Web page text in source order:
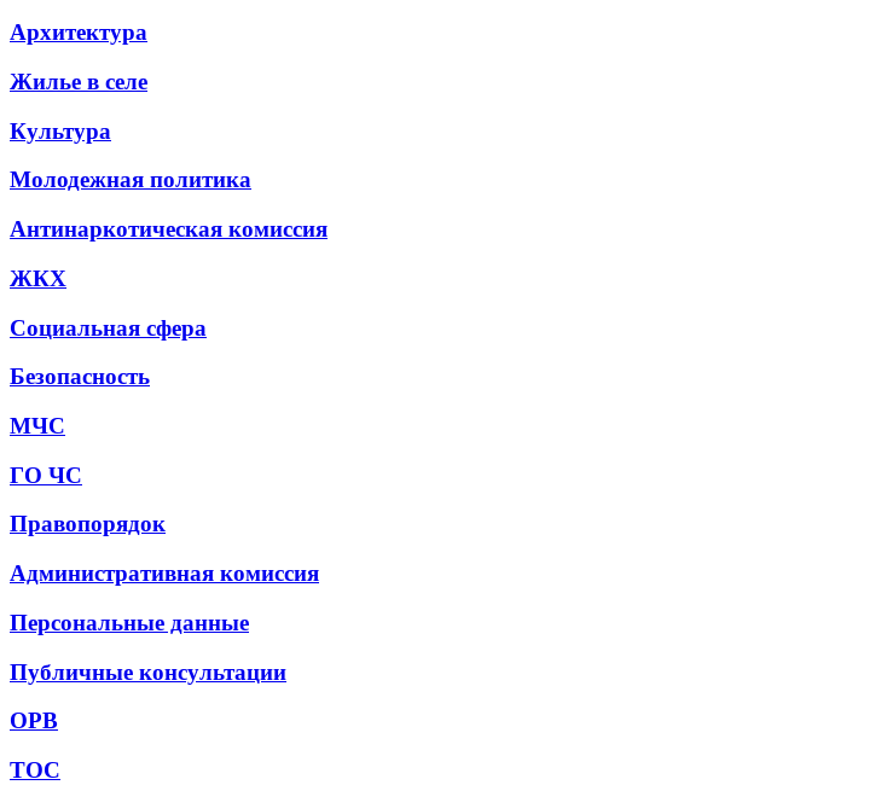
Архитектура
Жилье в селе
Культура
Молодежная политика
Антинаркотическая комиссия
ЖКХ
Социальная сфера
Безопасность
МЧС
ГО ЧС
Правопорядок
Административная комиссия
Персональные данные
Публичные консультации
ОРВ
ТОС